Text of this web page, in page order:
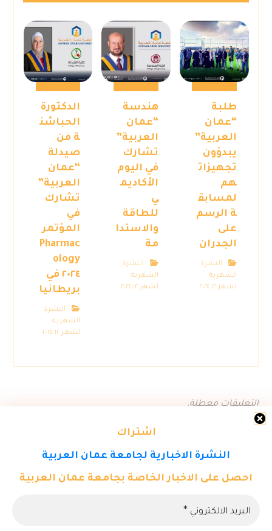
اشتراك
النشرة الاخبارية لجامعة عمان العربية
احصل على الاخبار الخاصة بجامعة عمان العربية
طلبة
“عمان
العربية”
يبدؤون
تجهيزات
هم
لمسابق
ة الرسم
على
الجدران
النشرة
الشهرية
لشهر ١٢ ٢٠٢٤
هندسة
“عمان
العربية”
تشارك
في اليوم
الأكاديم
ي
للطاقة
والاستدا
مة
النشرة
الشهرية
لشهر ١٢ ٢٠٢٤
الدكتورة
الحباشن
ة من
صيدلة
“عمان
العربية”
تشارك
في
المؤتمر
Pharmac
ology
٢٠٢٤ في
بريطانيا
النشرة
الشهرية
لشهر ١٢ ٢٠٢٤
التعليقات معطلة.